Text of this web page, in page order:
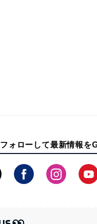
フォローして最新情報を